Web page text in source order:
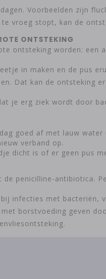
Voorbeelden zijn
vroeg stopt, kan de
ONTSTEKING
ontsteking worden: een
in maken en de pus
Dat kan de ontsteking
je erg ziek wordt door
goed af met lauw
verband op.
dicht is of er geen pus
penicilline-antibiotica.
infecties met bacteriën,
borstvoeding geven